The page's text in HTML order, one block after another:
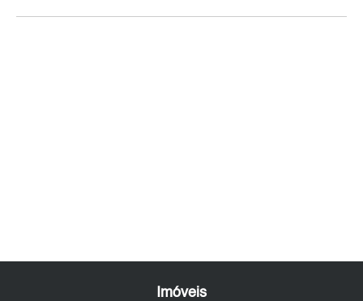
Imóveis